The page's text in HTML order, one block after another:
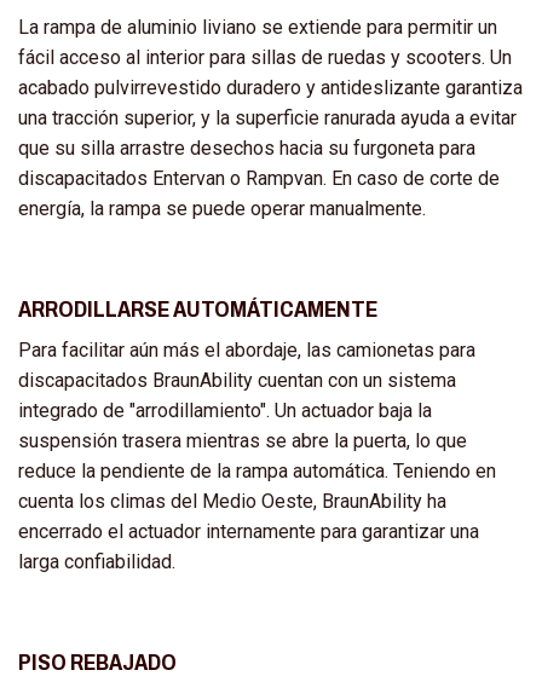
La rampa de aluminio liviano se extiende para permitir un
fácil acceso al interior para sillas de ruedas y scooters. Un
acabado pulvirrevestido duradero y antideslizante garantiza
una tracción superior, y la superficie ranurada ayuda a evitar
que su silla arrastre desechos hacia su furgoneta para
discapacitados Entervan o Rampvan. En caso de corte de
energía, la rampa se puede operar manualmente.
ARRODILLARSE AUTOMÁTICAMENTE
Para facilitar aún más el abordaje, las camionetas para
discapacitados BraunAbility cuentan con un sistema
integrado de "arrodillamiento". Un actuador baja la
suspensión trasera mientras se abre la puerta, lo que
reduce la pendiente de la rampa automática. Teniendo en
cuenta los climas del Medio Oeste, BraunAbility ha
encerrado el actuador internamente para garantizar una
larga confiabilidad.
PISO REBAJADO